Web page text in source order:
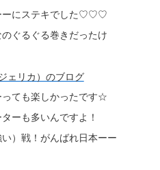
ーにステキでした♡♡♡
のぐるぐる巻きだったけ
ても楽しかったです☆
ーも多いんですよ！
）戦！がんばれ日本ーー